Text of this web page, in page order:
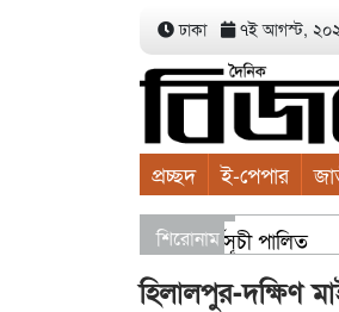
ঢাকা ৭ই আগস্ট, ২০২৬
প্রচ্ছদ ই-পেপার
শিরোনাম
বৃক্ষরোপণ কর্মসূচী পালিত
নন : স্বরাষ্ট্রমন্ত্রী
সিসিকের
হিলালপুর-দক্ষিণ